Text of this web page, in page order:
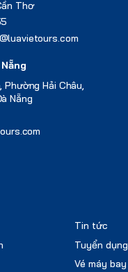
Thơ
Phường Hải Châu,
Nẵng
Vé máy bay
Tin tức
Tuyển dụng